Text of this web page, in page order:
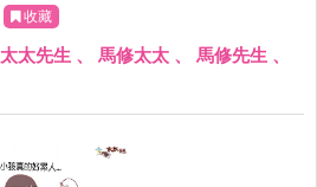
收藏
太太先生 、 馬修太太 、 馬修先生 、